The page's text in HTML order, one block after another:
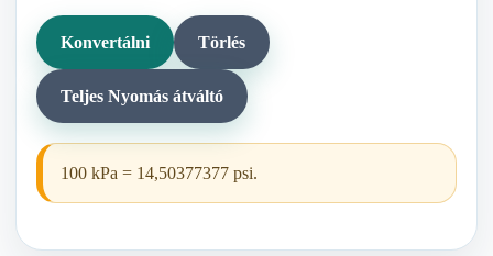
Konvertálni Törlés
Teljes Nyomás átváltó
100 kPa = 14,50377377 psi.